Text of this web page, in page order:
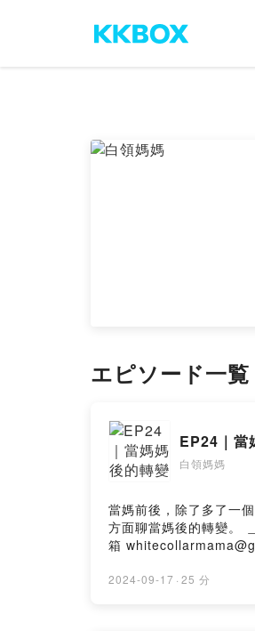
エピソード一覧
EP24｜當
白領媽媽
當媽前後，除了多了一個新身份
方面聊當媽後的轉變。 ＿＿＿＿＿＿＿＿ 白領媽媽IG ：whitecollarmama 如果你有想要問的問題，可以在評論區留言或是寄信到聽眾Q&A信
2024-09-17 · 25 分